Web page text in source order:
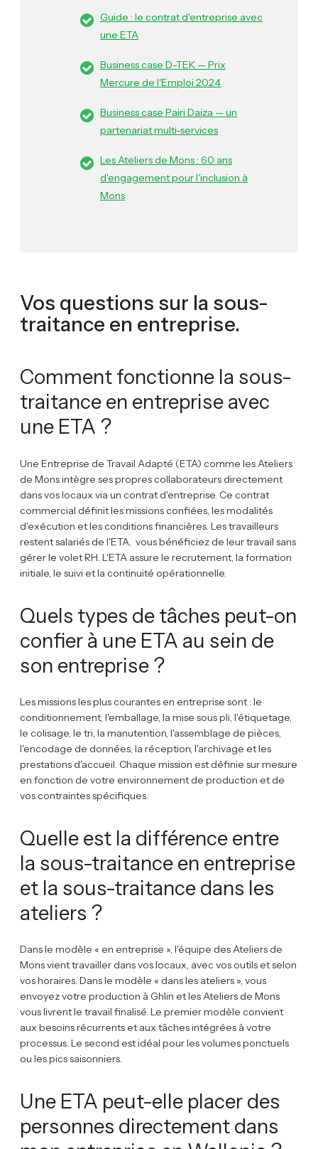
Guide : le contrat d'entreprise avec
une ETA
Business case D-TEK — Prix
Mercure de l'Emploi 2024
Business case Pairi Daiza — un
partenariat multi-services
Les Ateliers de Mons : 60 ans
d'engagement pour l'inclusion à
Mons
Vos questions sur la sous-
traitance en entreprise.
Comment fonctionne la sous-
traitance en entreprise avec
une ETA ?
Une Entreprise de Travail Adapté (ETA) comme les Ateliers
de Mons intègre ses propres collaborateurs directement
dans vos locaux via un contrat d'entreprise. Ce contrat
commercial définit les missions confiées, les modalités
d'exécution et les conditions financières. Les travailleurs
restent salariés de l'ETA, vous bénéficiez de leur travail sans
gérer le volet RH. L'ETA assure le recrutement, la formation
initiale, le suivi et la continuité opérationnelle.
Quels types de tâches peut-on
confier à une ETA au sein de
son entreprise ?
Les missions les plus courantes en entreprise sont : le
conditionnement, l'emballage, la mise sous pli, l'étiquetage,
le colisage, le tri, la manutention, l'assemblage de pièces,
l'encodage de données, la réception, l'archivage et les
prestations d'accueil. Chaque mission est définie sur mesure
en fonction de votre environnement de production et de
vos contraintes spécifiques.
Quelle est la différence entre
la sous-traitance en entreprise
et la sous-traitance dans les
ateliers ?
Dans le modèle « en entreprise », l'équipe des Ateliers de
Mons vient travailler dans vos locaux, avec vos outils et selon
vos horaires. Dans le modèle « dans les ateliers », vous
envoyez votre production à Ghlin et les Ateliers de Mons
vous livrent le travail finalisé. Le premier modèle convient
aux besoins récurrents et aux tâches intégrées à votre
processus. Le second est idéal pour les volumes ponctuels
ou les pics saisonniers.
Une ETA peut-elle placer des
personnes directement dans